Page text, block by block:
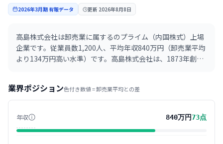
2026年3月期 有報データ 更新 2026年8月8日
高島株式会社は卸売業に属するのプライム（内国株式）上場
企業です。従業員数1,200人、平均年収840万円（卸売業平均
より134万円高い水準）です。高島株式会社は、1873年創業
貫したサービスを提供。グローバルネットワークを活かし、
顧客の課題解決に貢献しています。
業界ポジション色付き数値 =卸売業平均との差
年収 840万円73点